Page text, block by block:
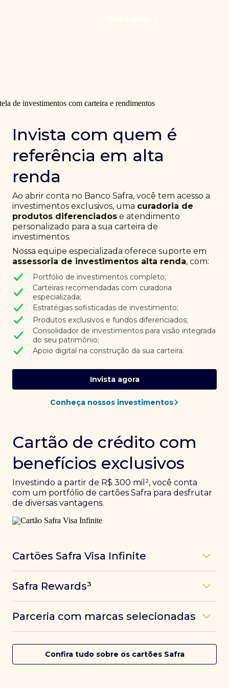
Invista com quem é
referência em alta
renda
Ao abrir conta no Banco Safra, você tem acesso a
investimentos exclusivos, uma curadoria de
produtos diferenciados e atendimento
personalizado para a sua carteira de
investimentos.
Nossa equipe especializada oferece suporte em
assessoria de investimentos alta renda, com:
Portfólio de investimentos completo;
Carteiras recomendadas com curadoria
especializada;
Estratégias sofisticadas de investimento;
Produtos exclusivos e fundos diferenciados;
Consolidador de investimentos para visão integrada
do seu patrimônio;
Apoio digital na construção da sua carteira.
Invista agora
Conheça nossos investimentos
Cartão de crédito com
benefícios exclusivos
Investindo a partir de R$ 300 mil², você conta
com um portfólio de cartões Safra para desfrutar
de diversas vantagens.
Cartões Safra Visa Infinite
experiências refinadas a benefícios únicos, como
converte seus investimentos em limite no cartão e
conta com acesso a mais de 1.400 salas VIP Dragon
Pass ao redor do mundo.
Safra Rewards³
das melhores pontuações do mercado.
Parceria com marcas selecionadas
cartões Safra.
Confira tudo sobre os cartões Safra